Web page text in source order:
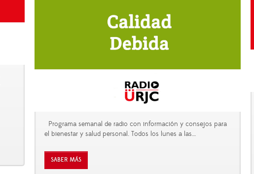
Programa semanal de radio con información y consejos para
el bienestar y salud personal. Todos los lunes a las…
SABER MÁS